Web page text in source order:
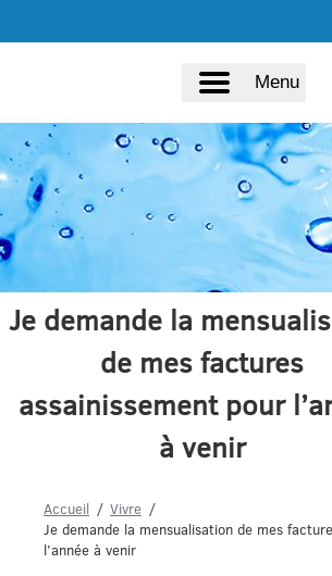
Menu
Je demande la
de mes factures
assainissement pour
à venir
Accueil
Vivre
Je demande la mensualisation de mes
l’année à venir